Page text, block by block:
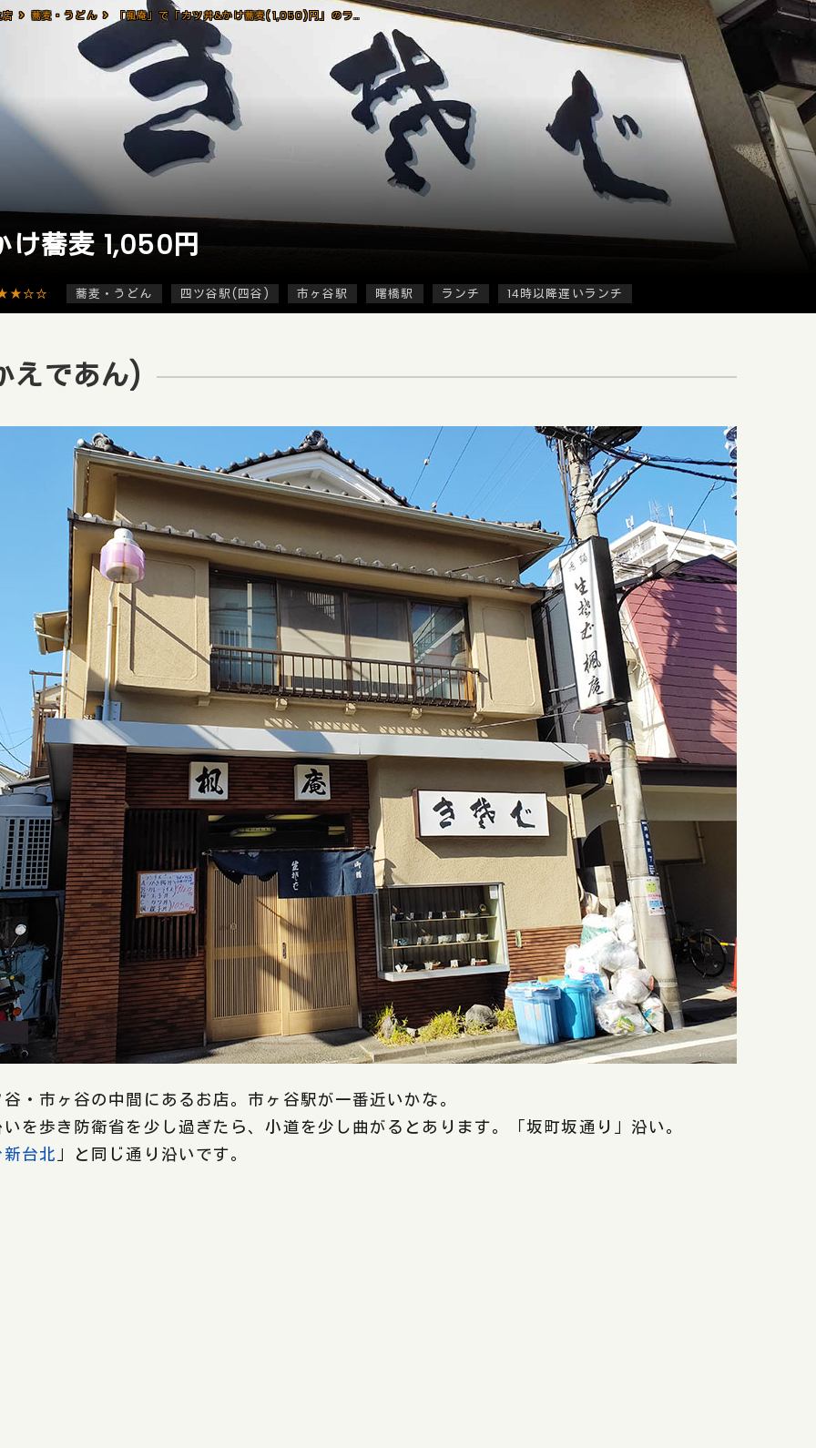
蕎麦・うどん 「楓庵」で「カツ丼&かけ蕎麦(1,050)円」のランチ[四ツ谷]
け蕎麦 1,050円
蕎麦・うどん 四ツ谷駅(四谷) 市ヶ谷駅 曙橋駅 ランチ 14時以降遅いランチ
えであん)
・市ヶ谷の中間にあるお店。市ヶ谷駅が一番近いかな。
を歩き防衛省を少し過ぎたら、小道を少し曲がるとあります。「坂町坂通り」沿い。
台北」と同じ通り沿いです。